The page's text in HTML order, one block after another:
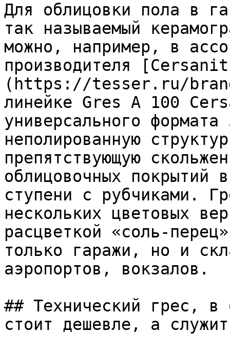
Для облицовки пола в
так называемый
можно, например, в
производителя
(https://tesser.ru/
линейке Gres A 100
универсального
неполированную
препятствующую
облицовочных покрытий
ступени с рубчиками.
нескольких цветовых
расцветкой «соль-
только гаражи, но и
аэропортов, вокзалов.
## Технический грес, в
стоит дешевле, а